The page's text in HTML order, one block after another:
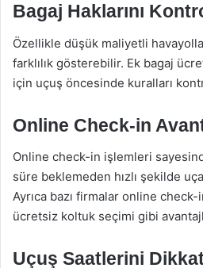
Bagaj Haklarını
Özellikle düşük maliyetli
farklılık gösterebilir. Ek bagaj
için uçuş öncesinde kuralları
Online Check-in
Online check-in işlemleri
süre beklemeden hızlı şekilde
Ayrıca bazı firmalar online
ücretsiz koltuk seçimi gibi
Uçuş Saatlerini